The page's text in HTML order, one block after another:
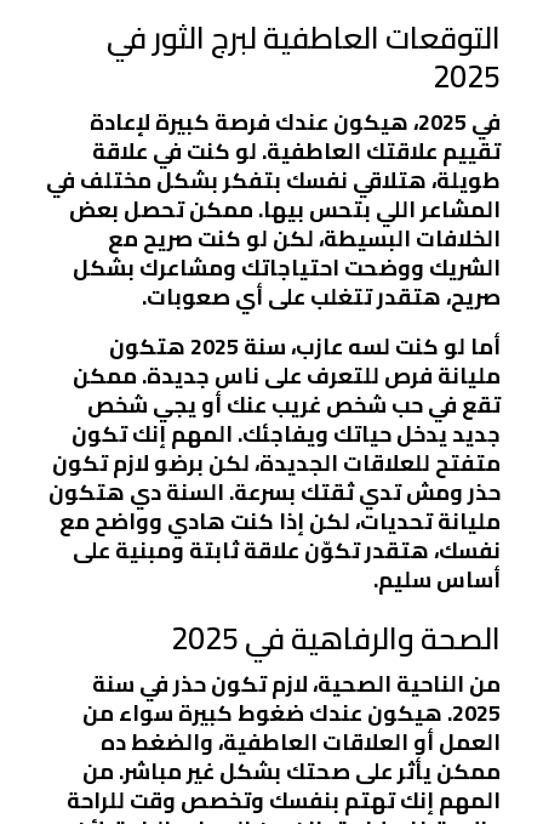
التوقعات العاطفية لبرج الثور في
2025
في 2025، هيكون عندك فرصة كبيرة لإعادة
تقييم علاقتك العاطفية. لو كنت في علاقة
طويلة، هتلاقي نفسك بتفكر بشكل مختلف في
المشاعر اللي بتحس بيها. ممكن تحصل بعض
الخلافات البسيطة، لكن لو كنت صريح مع
الشريك ووضحت احتياجاتك ومشاعرك بشكل
صريح، هتقدر تتغلب على أي صعوبات.
أما لو كنت لسه عازب، سنة 2025 هتكون
مليانة فرص للتعرف على ناس جديدة. ممكن
تقع في حب شخص غريب عنك أو يجي شخص
جديد يدخل حياتك ويفاجئك. المهم إنك تكون
متفتح للعلاقات الجديدة، لكن برضو لازم تكون
حذر ومش تدي ثقتك بسرعة. السنة دي هتكون
مليانة تحديات، لكن إذا كنت هادي وواضح مع
نفسك، هتقدر تكوّن علاقة ثابتة ومبنية على
أساس سليم.
الصحة والرفاهية في 2025
من الناحية الصحية، لازم تكون حذر في سنة
2025. هيكون عندك ضغوط كبيرة سواء من
العمل أو العلاقات العاطفية، والضغط ده
ممكن يأثر على صحتك بشكل غير مباشر. من
المهم إنك تهتم بنفسك وتخصص وقت للراحة